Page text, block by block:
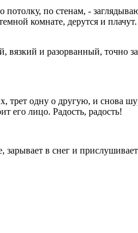
по стенам, -
комнате, дерутся и
вязкий и разорванный, точно
трет одну о другую, и снова
его лицо. Радость, радость!
зарывает в снег и